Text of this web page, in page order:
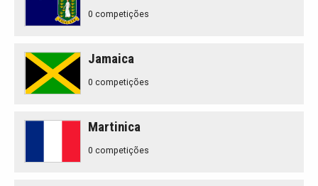
0 competições
Jamaica
0 competições
Martinica
0 competições